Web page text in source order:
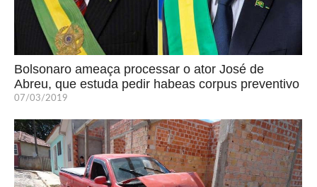
Bolsonaro ameaça processar o ator José de
Abreu, que estuda pedir habeas corpus preventivo
07/03/2019